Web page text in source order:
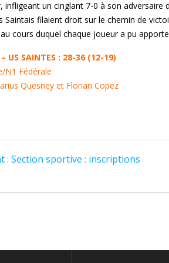
infligeant un cinglant 7-0 à son
Saintais filaient droit sur le chemin de
cours duquel chaque joueur a pu
– US SAINTES : 28-36 (12-19)
N1 Fédérale
Quesney et Florian Copez
: Article
Section sportive : inscriptions